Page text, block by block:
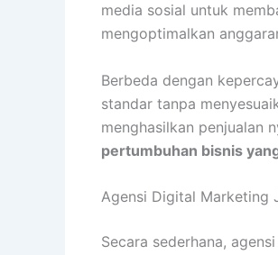
media sosial untuk
mengoptimalkan
Berbeda dengan
standar tanpa
menghasilkan penjualan
pertumbuhan bisnis
Agensi Digital Marketing
Secara sederhana,